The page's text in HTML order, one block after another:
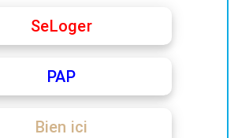
SeLoger
PAP
Bien ici